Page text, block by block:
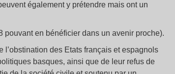
également y prétendre mais ont un
pouvant en bénéficier dans un avenir proche).
des Etats français et espagnols
basques, ainsi que de leur refus de